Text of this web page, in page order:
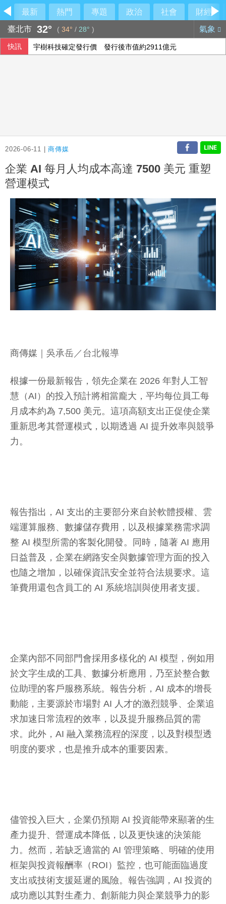
最新 熱門 專題 政治 社會
財經
臺北市 32° ( 34° / 28° ) 氣象
快訊 宇樹科技確定發行價 發行後市值約2911億元
2026-06-11 |商傳媒
企業 AI 每月人均成本高達 7500 美元 重塑
營運模式
商傳媒 ｜吳承岳／台北報導
根據一份最新報告，領先企業在 2026 年對人工智
慧（AI）的投入預計將相當龐大，平均每位員工每
月成本約為 7,500 美元。這項高額支出正促使企業
重新思考其營運模式，以期透過 AI 提升效率與競爭
力。
報告指出，AI 支出的主要部分來自於軟體授權、雲
端運算服務、數據儲存費用，以及根據業務需求調
整 AI 模型所需的客製化開發。同時，隨著 AI 應用
日益普及，企業在網路安全與數據管理方面的投入
也隨之增加，以確保資訊安全並符合法規要求。這
筆費用還包含員工的 AI 系統培訓與使用者支援。
企業內部不同部門會採用多樣化的 AI 模型，例如用
於文字生成的工具、數據分析應用，乃至於整合數
位助理的客戶服務系統。報告分析，AI 成本的增長
動能，主要源於市場對 AI 人才的激烈競爭、企業追
求加速日常流程的效率，以及提升服務品質的需
求。此外，AI 融入業務流程的深度，以及對模型透
明度的要求，也是推升成本的重要因素。
儘管投入巨大，企業仍預期 AI 投資能帶來顯著的生
產力提升、營運成本降低，以及更快速的決策能
力。然而，若缺乏適當的 AI 管理策略、明確的使用
框架與投資報酬率（ROI）監控，也可能面臨過度
支出或技術支援延遲的風險。報告強調，AI 投資的
成功應以其對生產力、創新能力與企業競爭力的影